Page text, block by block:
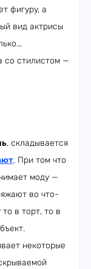
фигуру, а
вид актрисы
со стилистом —
, складывается
. При том что
моду —
во что-
в торт, то в
некоторые